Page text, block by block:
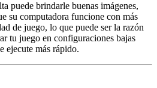
puede brindarle buenas imágenes,
su computadora funcione con más
de juego, lo que puede ser la razón
tu juego en configuraciones bajas
ejecute más rápido.